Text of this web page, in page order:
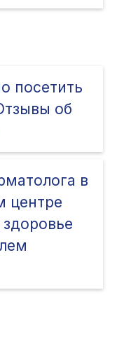
посетить
об
в
центре